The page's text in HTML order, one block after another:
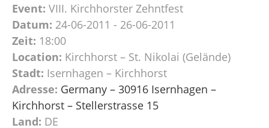
Event: VIII. Kirchhorster Zehntfest
Datum: 24-06-2011 - 26-06-2011
Zeit: 18:00
Location: Kirchhorst – St. Nikolai (Gelände)
Stadt: Isernhagen – Kirchhorst
Adresse: Germany – 30916 Isernhagen –
Kirchhorst – Stellerstrasse 15
Land: DE